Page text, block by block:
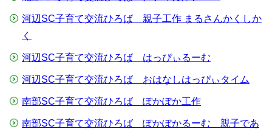
河辺SC子育て交流ひろば 親子工作 まるさんかくしか
く
河辺SC子育て交流ひろば はっぴぃるーむ
河辺SC子育て交流ひろば おはなしはっぴぃタイム
南部SC子育て交流ひろば ぽかぽか工作
南部SC子育て交流ひろば ぽかぽかるーむ 親子であ